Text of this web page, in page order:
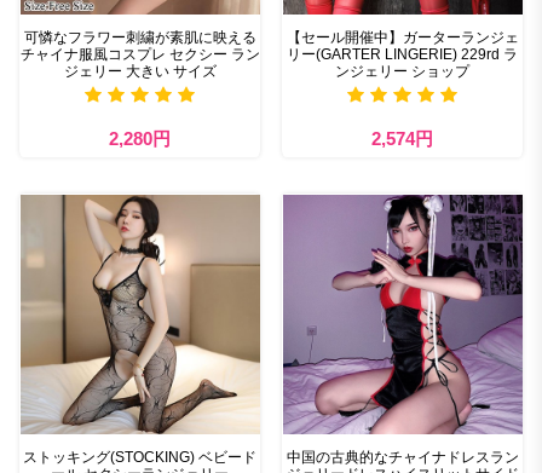
可憐なフラワー刺繍が素肌に映える
チャイナ服風コスプレ セクシー ラン
ジェリー 大きい サイズ
2,280円
【セール開催中】ガーターランジェ
リー(GARTER LINGERIE) 229rd ラ
ンジェリー ショップ
2,574円
ストッキング(STOCKING) ベビード
中国の古典的なチャイナドレスラン